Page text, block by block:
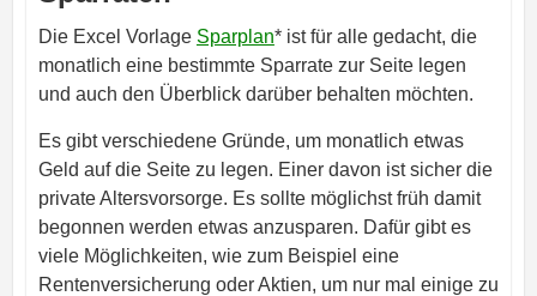
Die Excel Vorlage Sparplan* ist für alle gedacht, die
monatlich eine bestimmte Sparrate zur Seite legen
und auch den Überblick darüber behalten möchten.
Es gibt verschiedene Gründe, um monatlich etwas
Geld auf die Seite zu legen. Einer davon ist sicher die
private Altersvorsorge. Es sollte möglichst früh damit
begonnen werden etwas anzusparen. Dafür gibt es
viele Möglichkeiten, wie zum Beispiel eine
Rentenversicherung oder Aktien, um nur mal einige zu